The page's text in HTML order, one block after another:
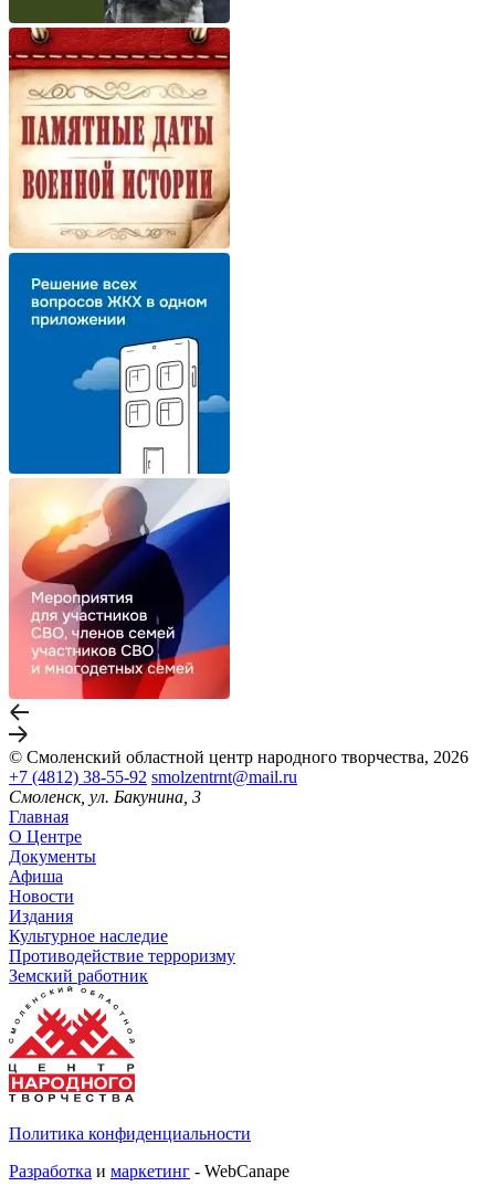
© Смоленский областной центр народного творчества, 2026
+7 (4812) 38-55-92 smolzentrnt@mail.ru
Смоленск, ул. Бакунина, 3
Главная
О Центре
Документы
Афиша
Новости
Издания
Культурное наследие
Противодействие терроризму
Земский работник
Политика конфиденциальности
Разработка и маркетинг - WebCanape